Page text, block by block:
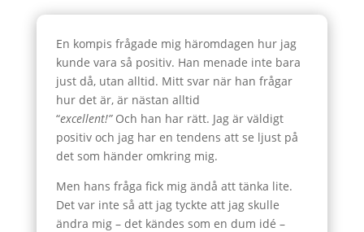
En kompis frågade mig häromdagen hur jag
kunde vara så positiv. Han menade inte bara
just då, utan alltid. Mitt svar när han frågar
hur det är, är nästan alltid
“excellent!” Och han har rätt. Jag är väldigt
positiv och jag har en tendens att se ljust på
det som händer omkring mig.
Men hans fråga fick mig ändå att tänka lite.
Det var inte så att jag tyckte att jag skulle
ändra mig – det kändes som en dum idé –